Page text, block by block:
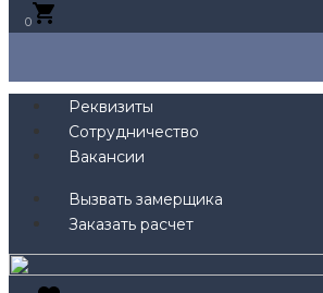
0
Реквизиты
Сотрудничество
Вакансии
Вызвать замерщика
Заказать расчет